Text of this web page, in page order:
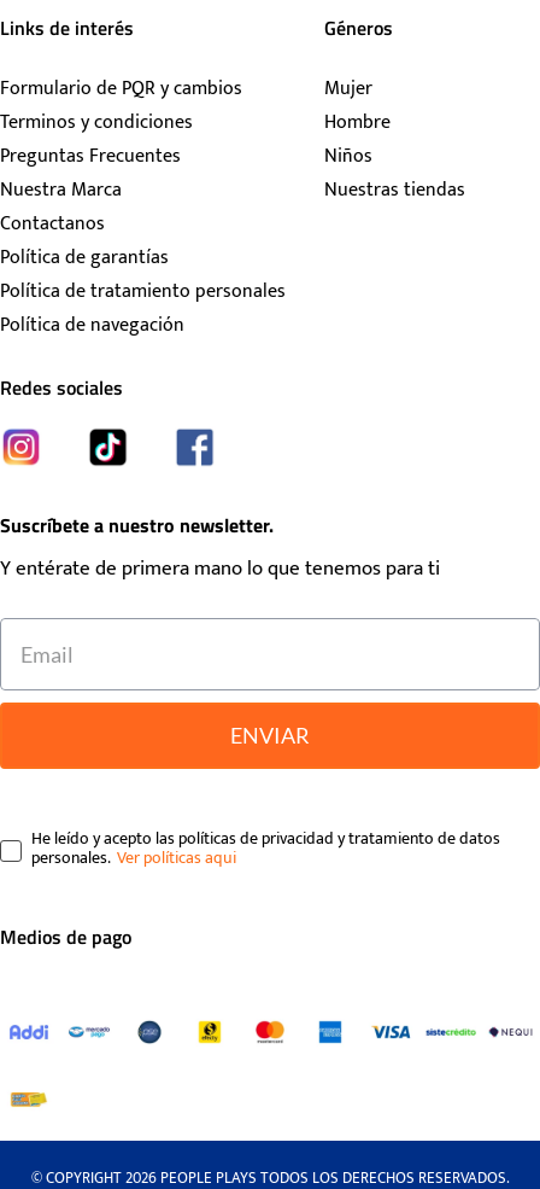
Links de interés
Formulario de PQR y cambios
Terminos y condiciones
Preguntas Frecuentes
Nuestra Marca
Contactanos
Política de garantías
Política de tratamiento personales
Política de navegación
Géneros
Mujer
Hombre
Niños
Nuestras tiendas
Redes sociales
Suscríbete a nuestro newsletter.
Y entérate de primera mano lo que tenemos para ti
ENVIAR
He leído y acepto las políticas de privacidad y tratamiento de datos
personales.
Medios de pago
© COPYRIGHT 2026 PEOPLE PLAYS TODOS LOS DERECHOS RESERVADOS.